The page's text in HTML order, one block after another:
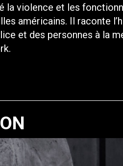
la violence et les
américains. Il raconte
et des personnes à la